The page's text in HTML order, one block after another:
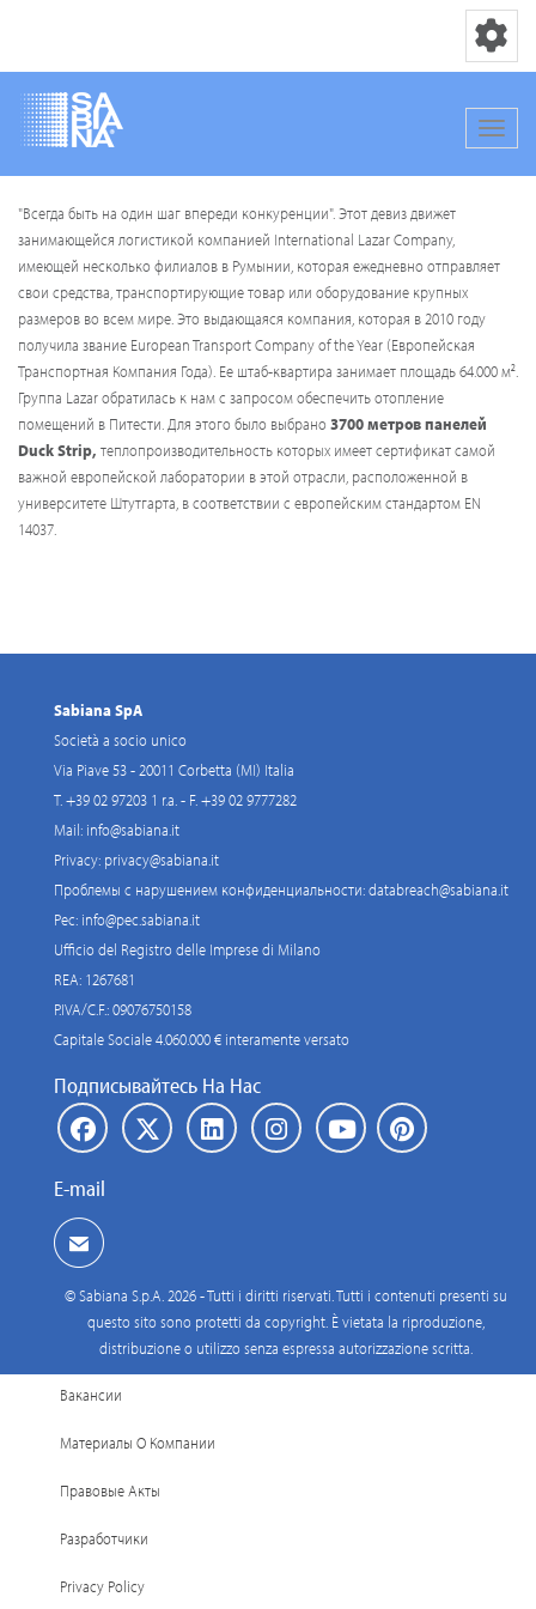
основному
содержанию
"Всегда быть на один шаг впереди конкуренции". Этот девиз движет
занимающейся логистикой компанией International Lazar Company,
имеющей несколько филиалов в Румынии, которая ежедневно отправляет
свои средства, транспортирующие товар или оборудование крупных
размеров во всем мире. Это выдающаяся компания, которая в 2010 году
получила звание European Transport Company of the Year (Европейская
Транспортная Компания Года). Ее штаб-квартира занимает площадь 64.000 м².
Группа Lazar обратилась к нам с запросом обеспечить отопление
помещений в Питести. Для этого было выбрано 3700 метров панелей
Duck Strip, теплопроизводительность которых имеет сертификат самой
важной европейской лаборатории в этой отрасли, расположенной в
университете Штутгарта, в соответствии с европейским стандартом EN
14037.
Sabiana SpA
Società a socio unico
Via Piave 53 - 20011 Corbetta (MI) Italia
T. +39 02 97203 1 r.a. - F. +39 02 9777282
Mail: info@sabiana.it
Privacy: privacy@sabiana.it
Проблемы с нарушением конфиденциальности:databreach@sabiana.it
Pec: info@pec.sabiana.it
Ufficio del Registro delle Imprese di Milano
REA: 1267681
P.IVA/C.F.: 09076750158
Capitale Sociale 4.060.000 € interamente versato
Подписывайтесь На Нас
E-mail
© Sabiana S.p.A. 2026 - Tutti i diritti riservati. Tutti i contenuti presenti su
questo sito sono protetti da copyright. È vietata la riproduzione,
distribuzione o utilizzo senza espressa autorizzazione scritta.
Вакансии
Материалы О Компании
Правовые Акты
Разработчики
Privacy Policy